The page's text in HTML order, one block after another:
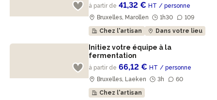
à partir de 41,32 €HT / personne
Bruxelles, Marollen
1h30
109
Chez l'artisan
Dans votre lieu
Initiez votre équipe à la
fermentation
à partir de 66,12 €HT / personne
Bruxelles, Laeken
3h
60
Chez l'artisan